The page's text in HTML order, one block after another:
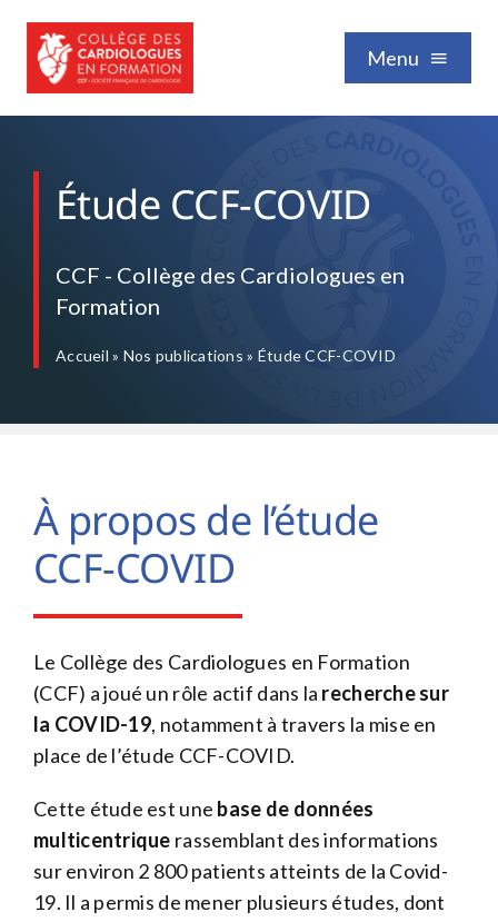
contenu
Menu
Formation / Enseignement
Étude CCF-COVID
CCF - Collège des Cardiologues en
Formation
Accueil » Nos publications » Étude CCF-COVID
À propos de l’étude
CCF-COVID
Le Collège des Cardiologues en Formation
(CCF) a joué un rôle actif dans la recherche sur
la COVID-19, notamment à travers la mise en
place de l’étude CCF-COVID.
Cette étude est une base de données
multicentrique rassemblant des informations
sur environ 2 800 patients atteints de la Covid-
19. Il a permis de mener plusieurs études, dont